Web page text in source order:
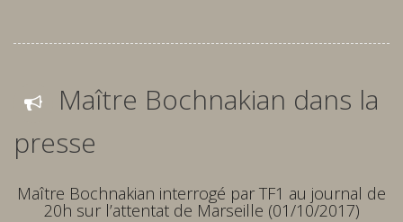
Maître Bochnakian dans la
presse
Maître Bochnakian interrogé par TF1 au journal de
20h sur l’attentat de Marseille (01/10/2017)